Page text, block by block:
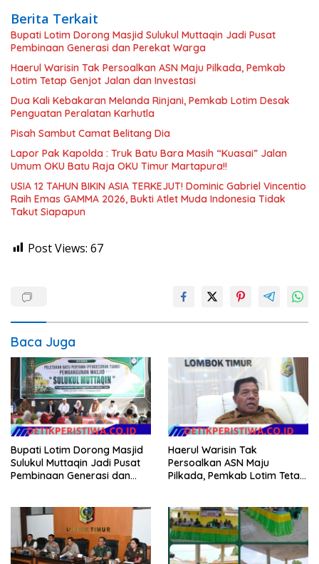
Berita Terkait
Bupati Lotim Dorong Masjid Sulukul Muttaqin Jadi Pusat
Pembinaan Generasi dan Perekat Warga
Haerul Warisin Tak Persoalkan ASN Maju Pilkada, Pemkab
Lotim Tetap Genjot Jalan dan Investasi
Dua Kali Kebakaran Melanda Rinjani, Pemkab Lotim Desak
Penguatan Peralatan Karhutla
Pisah Sambut Camat Belitang Dia
Lapor Pak Kapolda : Truk Batu Bara Masih “Kuasai” Jalan
Umum OKU Batu Raja OKU Timur Martapura!!
USIA 12 TAHUN BIKIN ASIA TERKEJUT! Dominic Gabriel Vincentio
Raih Emas GAMMA 2026, Bukti Atlet Muda Indonesia Tidak
Takut Siapapun
Post Views: 67
Baca Juga
Bupati Lotim Dorong Masjid
Sulukul Muttaqin Jadi Pusat
Pembinaan Generasi dan
Haerul Warisin Tak
Persoalkan ASN Maju
Pilkada, Pemkab Lotim Tetap